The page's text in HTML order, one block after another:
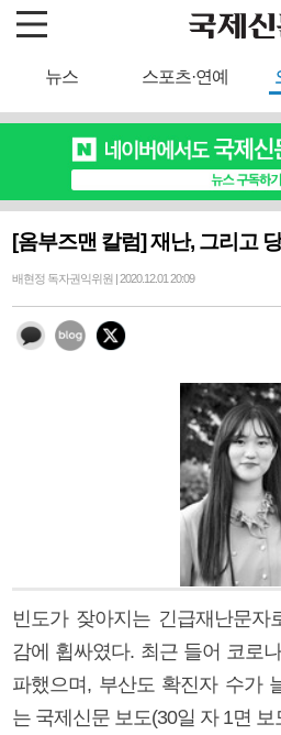
뉴스 스포츠·연예
[옴부즈맨 칼럼] 재난, 그리고
배현정 독자권익위원 | 2020.12.01 20:09
빈도가 잦아지는 긴급재난문자
감에 휩싸였다. 최근 들어 코로
파했으며, 부산도 확진자 수가
는 국제신문 보도(30일 자 1면